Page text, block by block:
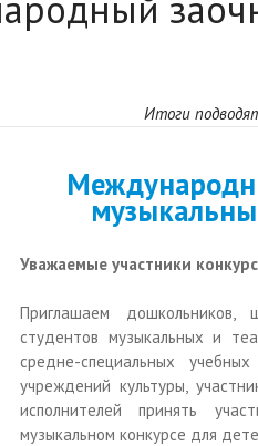
Итоги
Уважаемые участники
Приглашаем дошкольников,
студентов музыкальных и
средне-специальных
учреждений культуры,
исполнителей принять
музыкальном конкурсе для